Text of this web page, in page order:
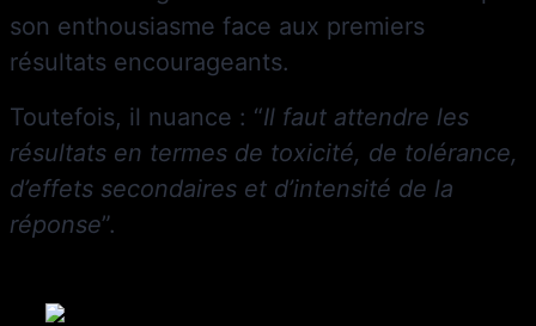
son enthousiasme face aux premiers
résultats encourageants.
Toutefois, il nuance : “Il faut attendre les
résultats en termes de toxicité, de tolérance,
d’effets secondaires et d’intensité de la
réponse”.